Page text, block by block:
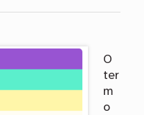
O
ter
m
o